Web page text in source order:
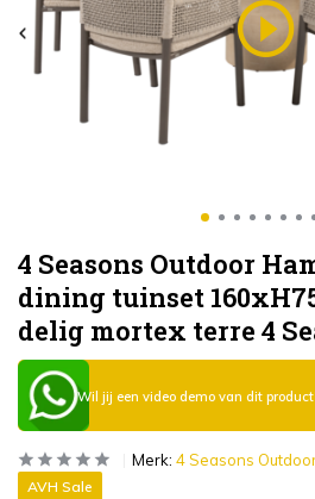
4 Seasons Outdoor
dining tuinset
delig mortex terre 4
Wil jij een video demo van dit
Merk: 4 Seasons
AVH Sale